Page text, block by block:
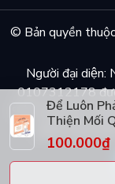
Để Luôn
Thiện Mối
100.000₫
© Bản quyền
Người đại
0107312178
Số 5 ngõ Dã
quận Hoàn